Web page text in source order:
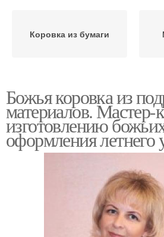
Коровка из бумаги
бумаги
Божья коровка из
материалов. Мастер-
изготовлению
оформления летнего